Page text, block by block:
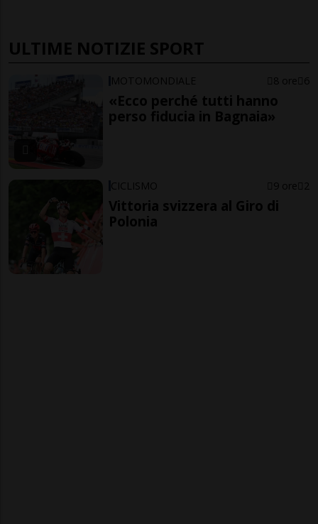
ULTIME NOTIZIE SPORT
MOTOMONDIALE 8 ore 6
«Ecco perché tutti hanno
perso fiducia in Bagnaia»
CICLISMO 9 ore 2
Vittoria svizzera al Giro di
Polonia